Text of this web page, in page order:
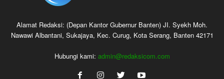
Alamat Redaksi: (Depan Kantor Gubernur Banten) JI. Syekh Moh.
Nawawi Albantani, Sukajaya, Kec. Curug, Kota Serang, Banten 42171
Hubungi kami: admin@redaksicom.com